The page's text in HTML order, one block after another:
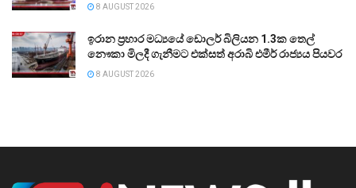
8 AUGUST 2026
ඉරාන ප්‍රහාර මධ්‍යයේ ඩොලර් බිලියන 1.3ක තෙල්
නෞකා මිලදී ගැනීමට එක්සත් අරාබි එමීර් රාජ්‍යය පියවර
8 AUGUST 2026